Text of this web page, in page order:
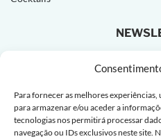
Para fornecer as melhores
para armazenar e/ou aceder a
tecnologias nos permitirá processar
navegação ou IDs exclusivos neste site.
Subscreva e receba novas